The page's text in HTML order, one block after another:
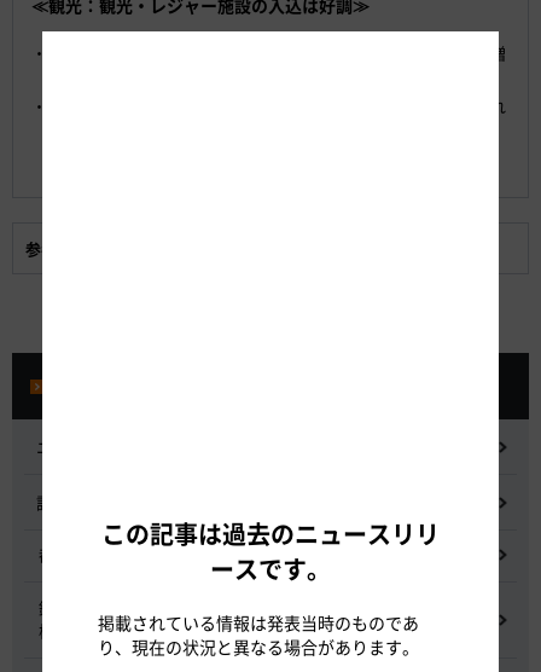
≪観光：観光・レジャー施設の入込は好調≫
圏央道がつながることにより、観光地では他地域からの来客の増
開通後、バスツアー（静岡県内～富岡製糸場～川越）が新設され
参考資料:
ニュースリリース
記者会見
都市間高速道路料金割引検討会
鋼少数主桁橋の床版下面吹付コンクリートはく離・落下事象調査
検討委員会
この記事は過去のニュースリリ
ースです。
掲載されている情報は発表当時のものであ
り、現在の状況と異なる場合があります。